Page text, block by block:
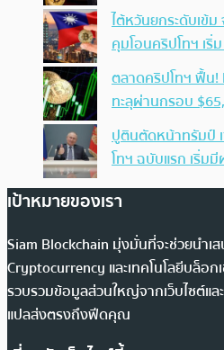
ไต้หวันยกระดับเข้
คุมโอนคริปโทฯ เริ่
ตลาดคริปโทฯ ฟื้น!
ทะลุผ่านกรอบ
ปูตินตัดหน้าทรัมป์
โทฯ ฉบับแรก เริ่ม
เป้าหมายของเรา
Siam Blockchain มุ่งมั่นที่จะช่วยนำเ
Cryptocurrency และเทคโนโลยีบล็อก
รวบรวมข้อมูลส่วนใหญ่จากเว็บไซต์แล
แปลส่งตรงถึงฟีดคุณ